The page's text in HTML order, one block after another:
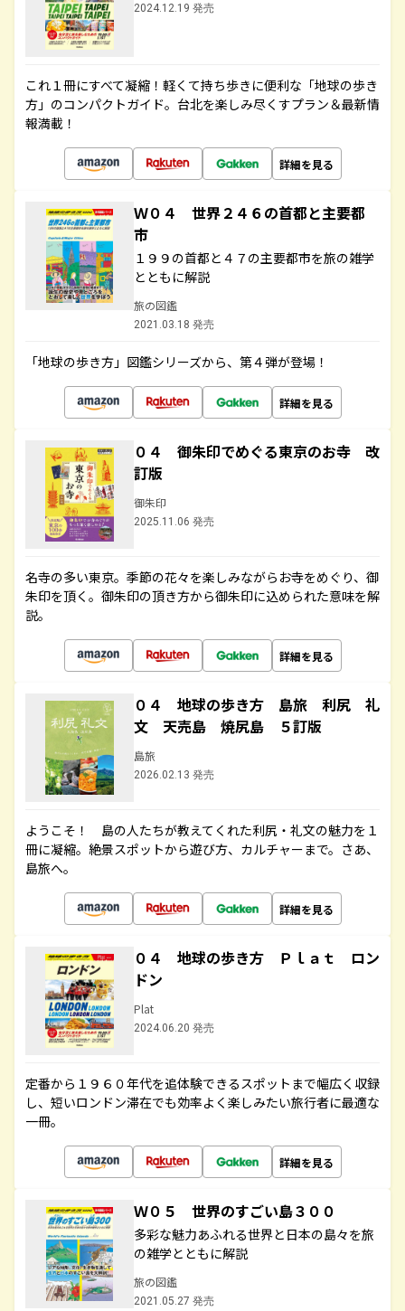
2024.12.19 発売
これ１冊にすべて凝縮！軽くて持ち歩きに便利な「地球の歩き
方」のコンパクトガイド。台北を楽しみ尽くすプラン＆最新情
報満載！
詳細を見る
Ｗ０４ 世界２４６の首都と主要都
市
１９９の首都と４７の主要都市を旅の雑学
とともに解説
旅の図鑑
2021.03.18 発売
「地球の歩き方」図鑑シリーズから、第４弾が登場！
詳細を見る
０４ 御朱印でめぐる東京のお寺 改
訂版
御朱印
2025.11.06 発売
名寺の多い東京。季節の花々を楽しみながらお寺をめぐり、御
朱印を頂く。御朱印の頂き方から御朱印に込められた意味を解
説。
詳細を見る
０４ 地球の歩き方 島旅 利尻 礼
文 天売島 焼尻島 ５訂版
島旅
2026.02.13 発売
ようこそ！ 島の人たちが教えてくれた利尻・礼文の魅力を１
冊に凝縮。絶景スポットから遊び方、カルチャーまで。さあ、
島旅へ。
詳細を見る
０４ 地球の歩き方 Ｐｌａｔ ロン
ドン
Plat
2024.06.20 発売
定番から１９６０年代を追体験できるスポットまで幅広く収録
し、短いロンドン滞在でも効率よく楽しみたい旅行者に最適な
一冊。
詳細を見る
Ｗ０５ 世界のすごい島３００
多彩な魅力あふれる世界と日本の島々を旅
の雑学とともに解説
旅の図鑑
2021.05.27 発売